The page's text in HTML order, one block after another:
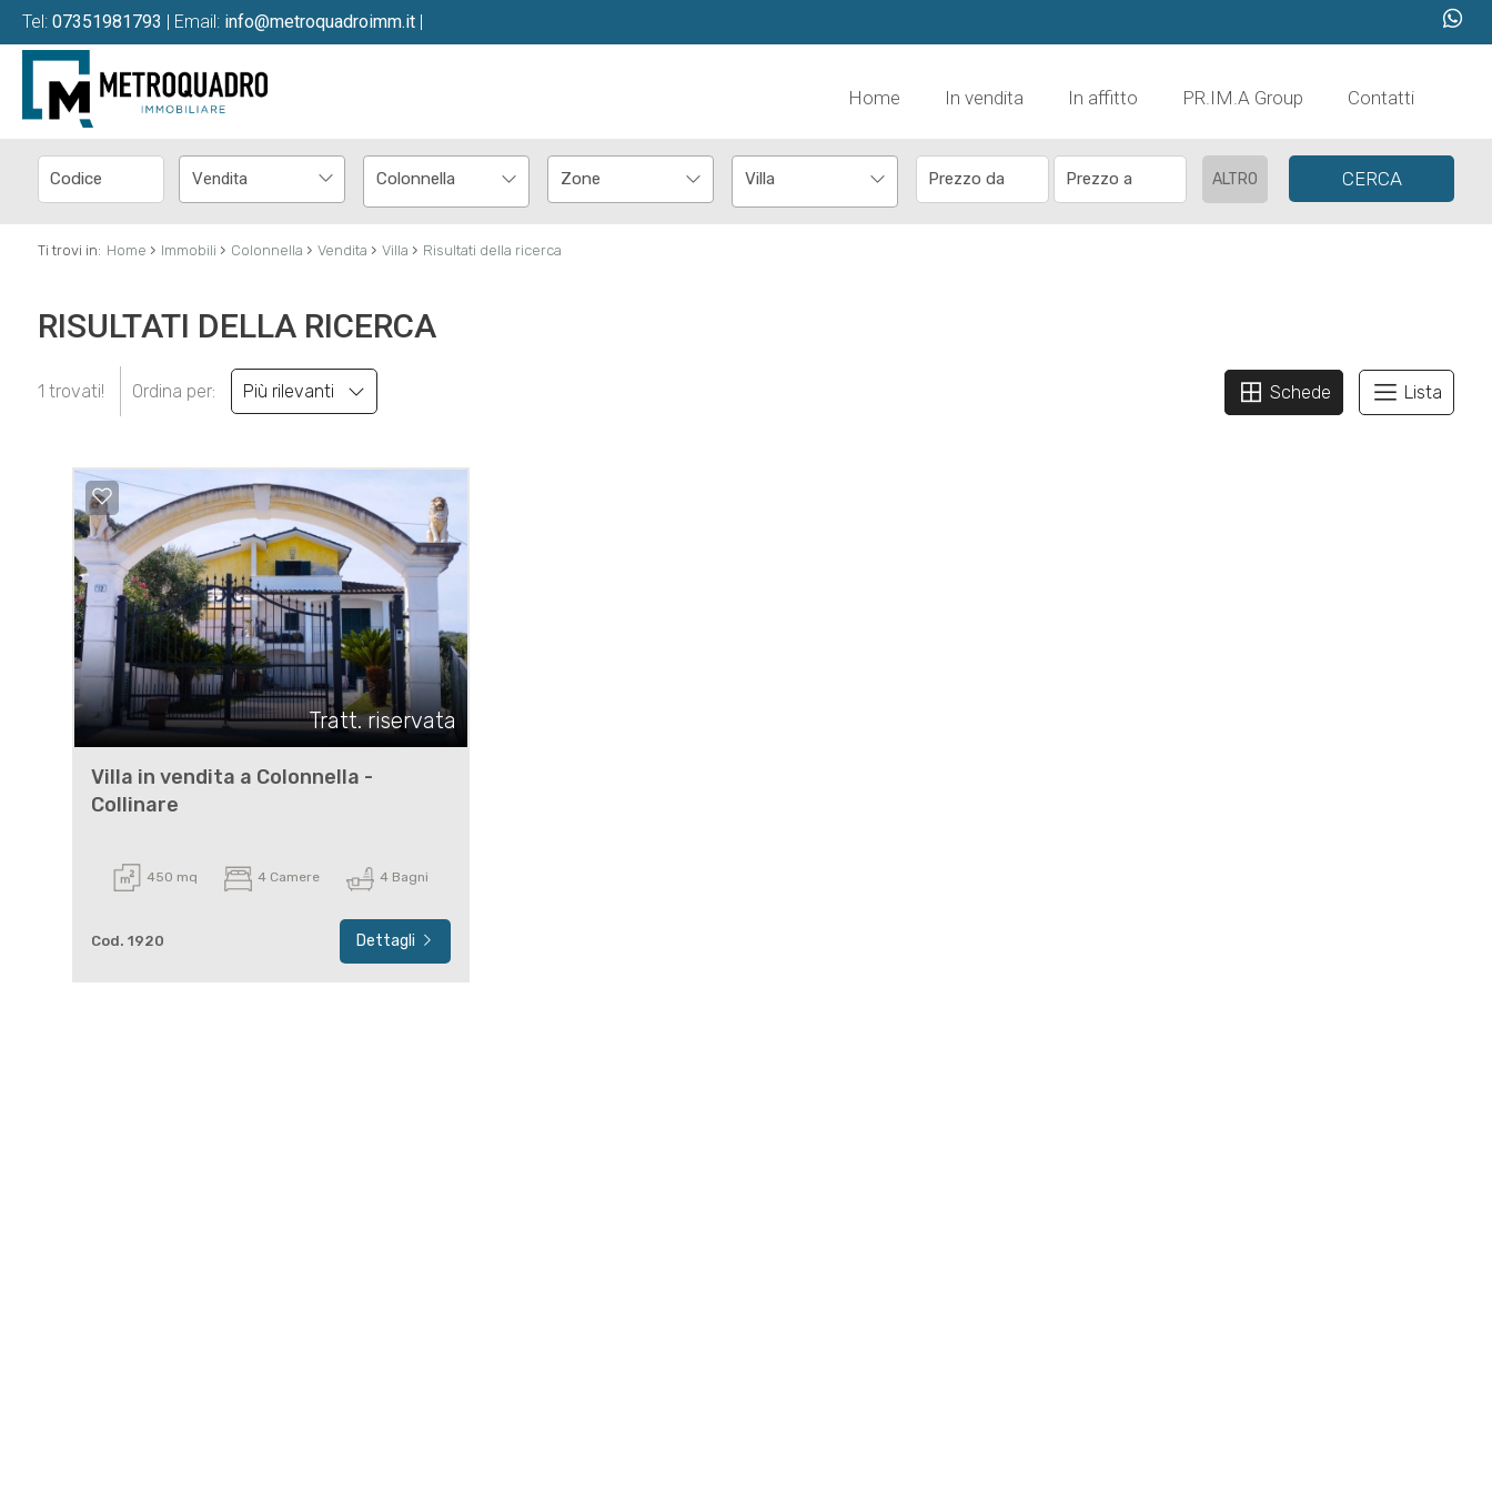
Home In vendita In affitto PR.IM.A Group Contatti
Tel: 07351981793 | Email: info@metroquadroimm.it |
Vendita Colonnella Villa ALTRO CERCA
Ti trovi in: Home › Immobili › Colonnella › Vendita › Villa › Risultati della ricerca
RISULTATI DELLA RICERCA
1 trovati! Ordina per: Più rilevanti Schede Lista
Tratt. riservata
Villa in vendita a Colonnella -
Collinare
450 mq 4 Camere 4 Bagni
Cod. 1920 Dettagli